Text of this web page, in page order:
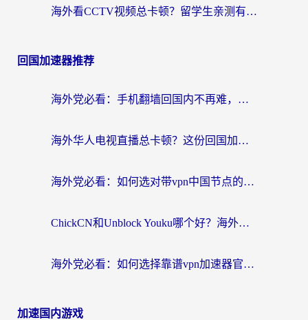
海外看CCTV视频总卡顿？留学生亲测有效的回国加速器选择指南
回国加速器推荐
海外党必看：手机翻墙回国内不再难，一篇搞定无缝访问国内资源指南
海外华人电视直播总卡顿？这份回国加速器选择指南帮你无缝看国内资源
海外党必看：如何选对带vpn中国节点的加速器？无缝访问国内资源全攻略
ChickCN和Unblock Youku哪个好？海外党亲测4款热门回国加速器，附避坑指南
海外党必看：如何选择靠谱vpn加速器官网？轻松解决国内APP地区限制
加速国内游戏